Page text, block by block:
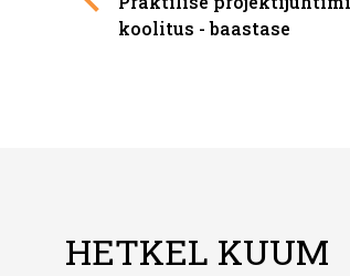
koolitus - baastase
HETKEL KUUM